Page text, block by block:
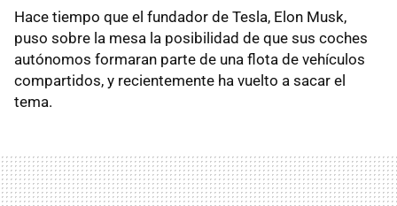
Hace tiempo que el fundador de Tesla, Elon Musk,
puso sobre la mesa la posibilidad de que sus coches
autónomos formaran parte de una flota de vehículos
compartidos, y recientemente ha vuelto a sacar el
tema.